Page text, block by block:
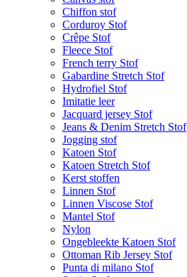
Chiffon stof
Corduroy Stof
Crêpe Stof
Fleece Stof
French terry Stof
Gabardine Stretch Stof
Hydrofiel Stof
Imitatie leer
Jacquard jersey Stof
Jeans & Denim Stretch Stof
Jogging stof
Katoen Stof
Katoen Stretch Stof
Kerst stoffen
Linnen Stof
Linnen Viscose Stof
Mantel Stof
Nylon
Ongebleekte Katoen Stof
Ottoman Rib Jersey Stof
Punta di milano Stof